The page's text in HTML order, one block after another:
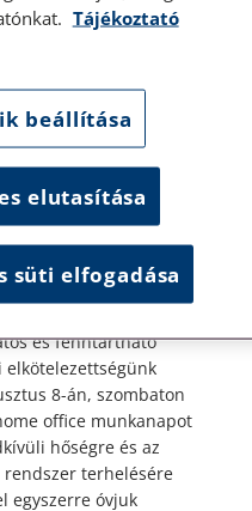
Szolgáltatások cégeknek
Jogtárs Start & Pro
ügyfélfogadás
időpontegyeztetés után,
érhető el.
Hungária körút
Pontos megközelítési
– Elérhetőségeink
érhető el.
és fenntartható
8-án, szombaton
office munkanapot
hőségre és az
terhelésére
egyszerre óvjuk
Tájékoztató
beállítása
elutasítása
süti elfogadása